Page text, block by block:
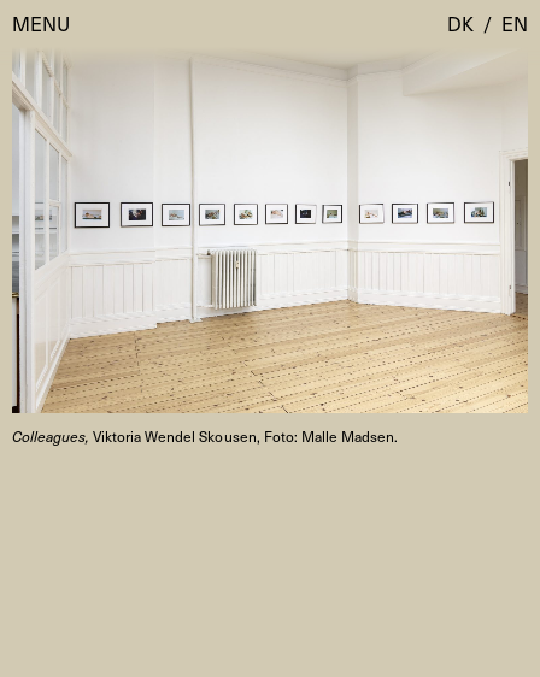
MENU
Besøg
Kalender
Room Room
AHC Channel
Programmer
Residencies & Studios
Artistic Research
Public Programmes
Om
Om AHC
Profiler
DK / EN
Colleagues,Viktoria Wendel Skousen, Foto: Malle Madsen.